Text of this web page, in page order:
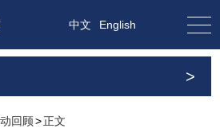
English
中文
>
回顾>正文